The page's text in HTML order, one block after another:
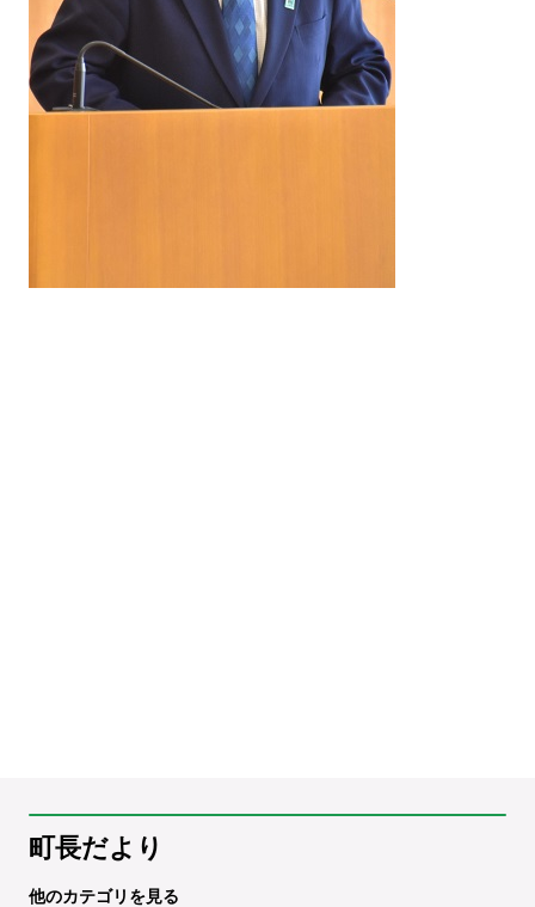
町長だより
他のカテゴリを見る